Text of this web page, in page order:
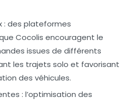
: des plateformes
Cocolis encouragent le
issues de différents
les trajets solo et favorisant
des véhicules.
: l’optimisation des